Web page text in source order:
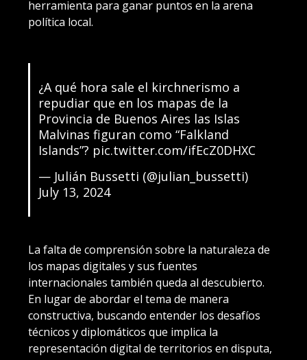
herramienta para ganar puntos en la arena
política local.
¿A qué hora sale el kirchnerismo a
repudiar que en los mapas de la
Provincia de Buenos Aires las Islas
Malvinas figuran como “Falkland
Islands”? pic.twitter.com/ifEcZ0DHXC
— Julián Bussetti (@julian_bussetti)
July 13, 2024
La falta de comprensión sobre la naturaleza de
los mapas digitales y sus fuentes
internacionales también queda al descubierto.
En lugar de abordar el tema de manera
constructiva, buscando entender los desafíos
técnicos y diplomáticos que implica la
representación digital de territorios en disputa,